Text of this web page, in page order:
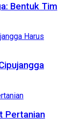
Bentuk Tim
Pertanian